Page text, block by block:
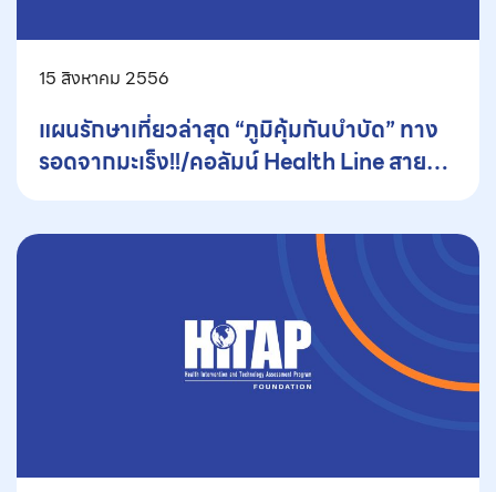
15 สิงหาคม 2556
แผนรักษาเที่ยวล่าสุด “ภูมิคุ้มกันบำบัด” ทาง
รอดจากมะเร็ง!!/คอลัมน์ Health Line สาย